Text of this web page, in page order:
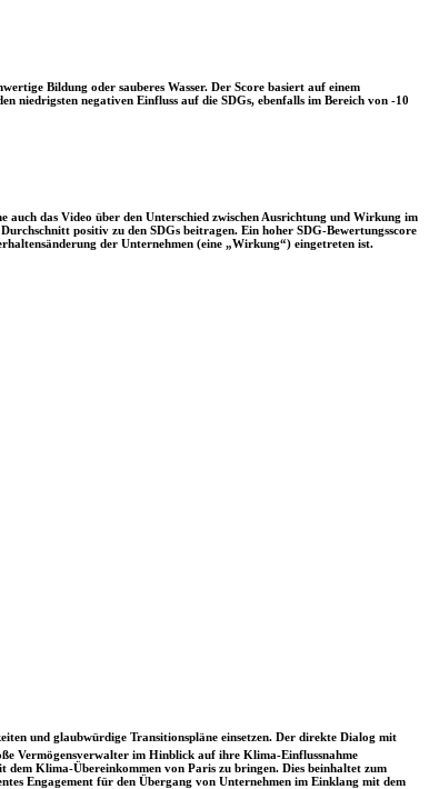
Bildung oder sauberes Wasser. Der Score basiert auf einem
niedrigsten negativen Einfluss auf die SDGs, ebenfalls im Bereich von -10
das Video über den Unterschied zwischen Ausrichtung und Wirkung im
positiv zu den SDGs beitragen. Ein hoher SDG-Bewertungsscore
der Unternehmen (eine „Wirkung“) eingetreten ist.
und glaubwürdige Transitionspläne einsetzen. Der direkte Dialog mit
Vermögensverwalter im Hinblick auf ihre Klima-Einflussnahme
dem Klima-Übereinkommen von Paris zu bringen. Dies beinhaltet zum
Engagement für den Übergang von Unternehmen im Einklang mit dem